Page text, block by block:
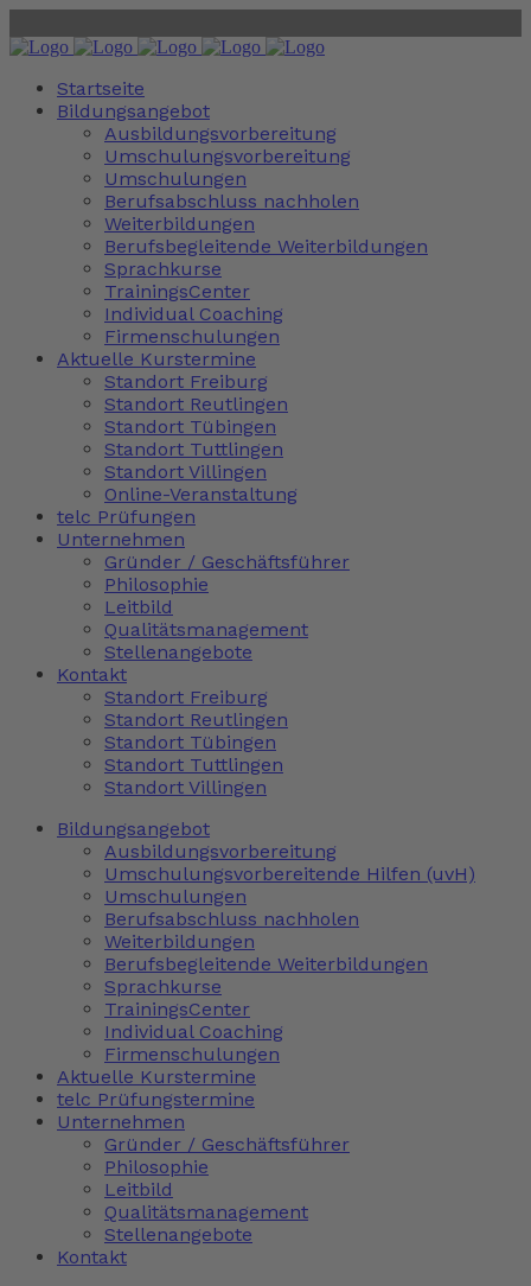
Startseite
Bildungsangebot
Ausbildungsvorbereitung
Umschulungsvorbereitung
Umschulungen
Berufsabschluss nachholen
Weiterbildungen
Berufsbegleitende Weiterbildungen
Sprachkurse
TrainingsCenter
Individual Coaching
Firmenschulungen
Aktuelle Kurstermine
Standort Freiburg
Standort Reutlingen
Standort Tübingen
Standort Tuttlingen
Standort Villingen
Online-Veranstaltung
telc Prüfungen
Unternehmen
Gründer / Geschäftsführer
Philosophie
Leitbild
Qualitätsmanagement
Stellenangebote
Kontakt
Standort Freiburg
Standort Reutlingen
Standort Tübingen
Standort Tuttlingen
Standort Villingen
Bildungsangebot
Ausbildungsvorbereitung
Umschulungsvorbereitende Hilfen (uvH)
Umschulungen
Berufsabschluss nachholen
Weiterbildungen
Berufsbegleitende Weiterbildungen
Sprachkurse
TrainingsCenter
Individual Coaching
Firmenschulungen
Aktuelle Kurstermine
telc Prüfungstermine
Unternehmen
Gründer / Geschäftsführer
Philosophie
Leitbild
Qualitätsmanagement
Stellenangebote
Kontakt